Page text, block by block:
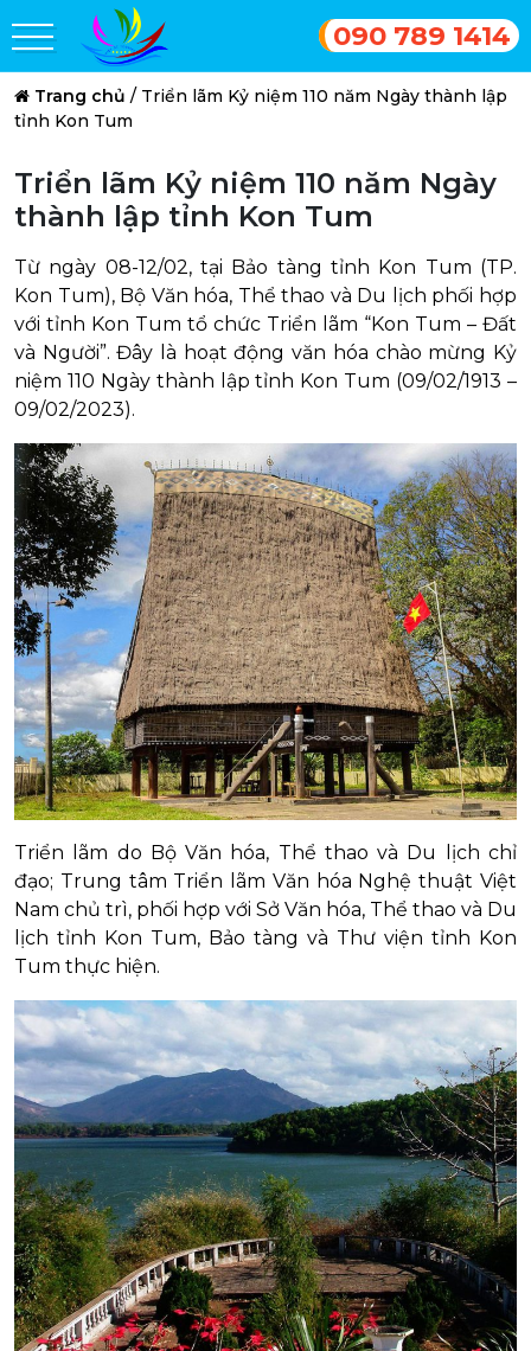
090 789 1414
Trang chủ / Triển lãm Kỷ niệm 110 năm Ngày thành lập
tỉnh Kon Tum
Triển lãm Kỷ niệm 110 năm Ngày
thành lập tỉnh Kon Tum
Từ ngày 08-12/02, tại Bảo tàng tỉnh Kon Tum (TP.
Kon Tum), Bộ Văn hóa, Thể thao và Du lịch phối hợp
với tỉnh Kon Tum tổ chức Triển lãm “Kon Tum – Đất
và Người”. Đây là hoạt động văn hóa chào mừng Kỷ
niệm 110 Ngày thành lập tỉnh Kon Tum (09/02/1913 –
09/02/2023).
Triển lãm do Bộ Văn hóa, Thể thao và Du lịch chỉ
đạo; Trung tâm Triển lãm Văn hóa Nghệ thuật Việt
Nam chủ trì, phối hợp với Sở Văn hóa, Thể thao và Du
lịch tỉnh Kon Tum, Bảo tàng và Thư viện tỉnh Kon
Tum thực hiện.